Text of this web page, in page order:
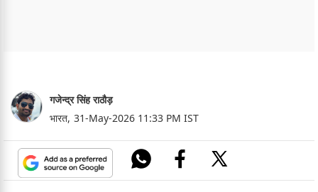
गजेन्द्र सिंह राठौड़
भारत, 31-May-2026 11:33 PM IST